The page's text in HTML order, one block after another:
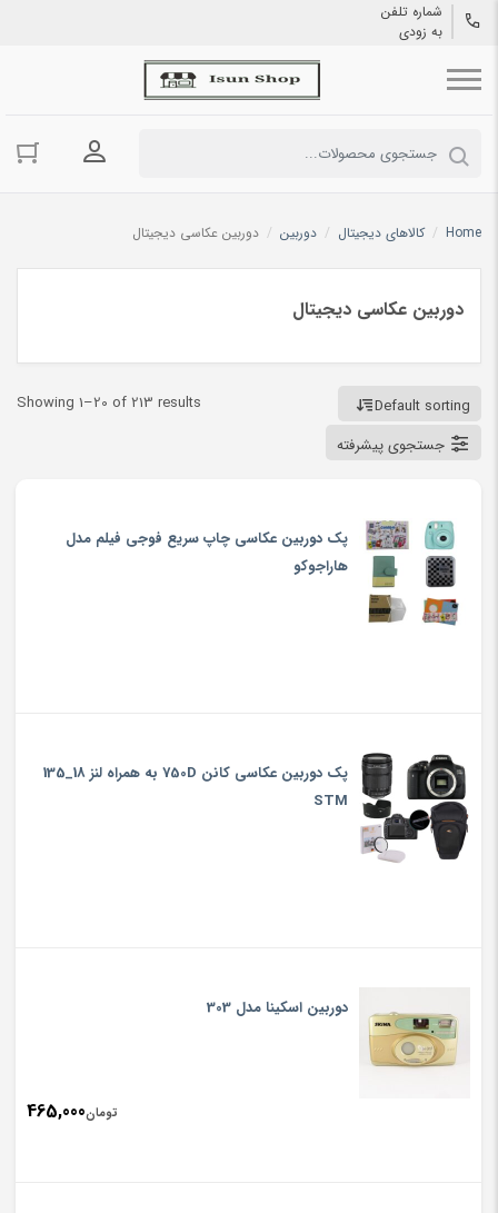
شماره تلفن
به زودی
ورود به
Home
/ کالاهای دیجیتال / دوربین / دوربین عکاسی دیجیتال
دوربین عکاسی دیجیتال
Showing 1–20 of 213 results
Default sorting
جستجوی پیشرفته
پک دوربین عکاسی چاپ سریع فوجی فیلم مدل
هاراجوکو
پک دوربین عکاسی کانن 750D به همراه لنز 18_135
STM
دوربین اسکینا مدل 303
تومان465,000